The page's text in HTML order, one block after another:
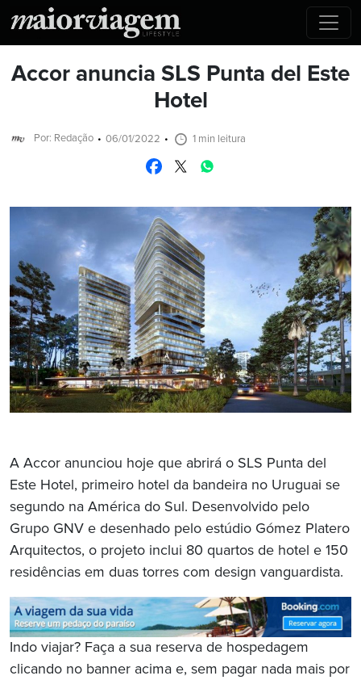
Accor anuncia SLS Punta del Este
Hotel
Por: Redação 06/01/2022 1 min leitura
A Accor anunciou hoje que abrirá o SLS Punta del
Este Hotel, primeiro hotel da bandeira no Uruguai se
segundo na América do Sul. Desenvolvido pelo
Grupo GNV e desenhado pelo estúdio Gómez Platero
Arquitectos, o projeto inclui 80 quartos de hotel e 150
residências em duas torres com design vanguardista.
Indo viajar? Faça a sua reserva de hospedagem
clicando no banner acima e, sem pagar nada mais por